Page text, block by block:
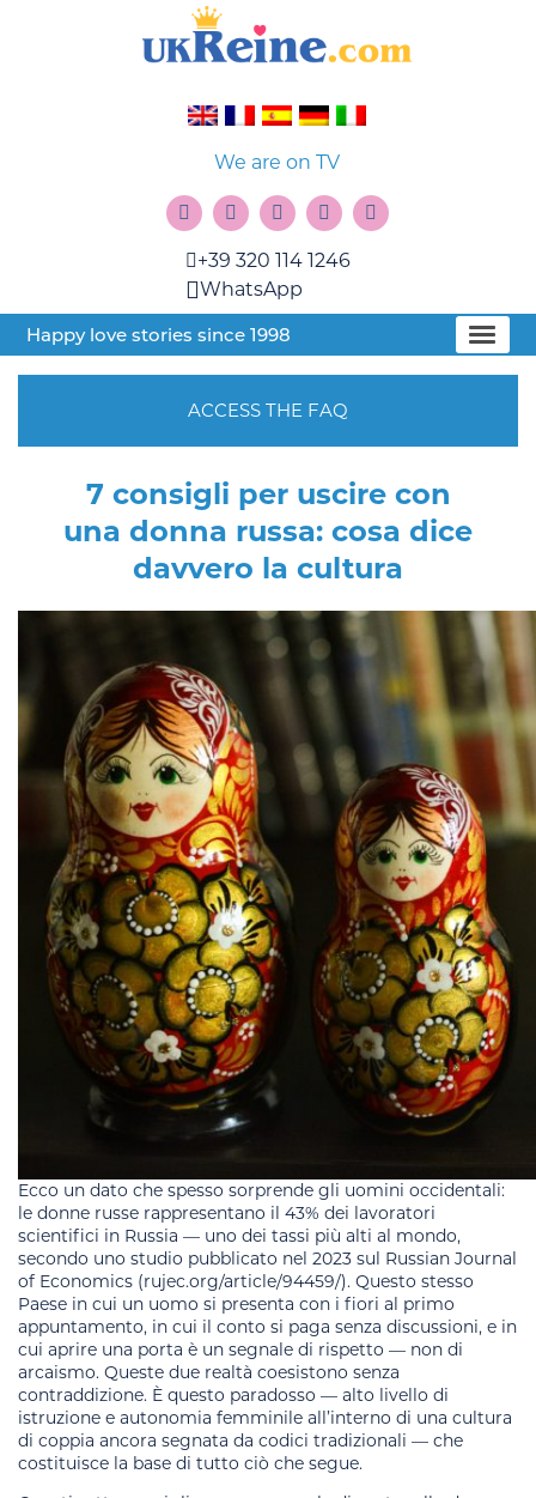
We are on TV
+39 320 114 1246
WhatsApp
Happy love stories since 1998
ACCESS THE FAQ
7 consigli per uscire con
una donna russa: cosa dice
davvero la cultura
Ecco un dato che spesso sorprende gli uomini occidentali:
le donne russe rappresentano il 43% dei lavoratori
scientifici in Russia — uno dei tassi più alti al mondo,
secondo uno studio pubblicato nel 2023 sul Russian Journal
of Economics (rujec.org/article/94459/). Questo stesso
Paese in cui un uomo si presenta con i fiori al primo
appuntamento, in cui il conto si paga senza discussioni, e in
cui aprire una porta è un segnale di rispetto — non di
arcaismo. Queste due realtà coesistono senza
contraddizione. È questo paradosso — alto livello di
istruzione e autonomia femminile all’interno di una cultura
di coppia ancora segnata da codici tradizionali — che
costituisce la base di tutto ciò che segue.